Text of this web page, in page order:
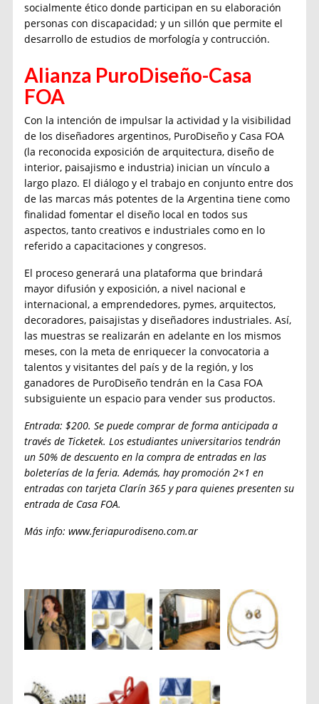
socialmente ético donde participan en su elaboración
personas con discapacidad; y un sillón que permite el
desarrollo de estudios de morfología y contrucción.
Alianza PuroDiseño-Casa
FOA
Con la intención de impulsar la actividad y la visibilidad
de los diseñadores argentinos, PuroDiseño y Casa FOA
(la reconocida exposición de arquitectura, diseño de
interior, paisajismo e industria) inician un vínculo a
largo plazo. El diálogo y el trabajo en conjunto entre dos
de las marcas más potentes de la Argentina tiene como
finalidad fomentar el diseño local en todos sus
aspectos, tanto creativos e industriales como en lo
referido a capacitaciones y congresos.
El proceso generará una plataforma que brindará
mayor difusión y exposición, a nivel nacional e
internacional, a emprendedores, pymes, arquitectos,
decoradores, paisajistas y diseñadores industriales. Así,
las muestras se realizarán en adelante en los mismos
meses, con la meta de enriquecer la convocatoria a
talentos y visitantes del país y de la región, y los
ganadores de PuroDiseño tendrán en la Casa FOA
subsiguiente un espacio para vender sus productos.
Entrada: $200. Se puede comprar de forma anticipada a
través de Ticketek. Los estudiantes universitarios tendrán
un 50% de descuento en la compra de entradas en las
boleterías de la feria. Además, hay promoción 2×1 en
entradas con tarjeta Clarín 365 y para quienes presenten su
entrada de Casa FOA.
Más info: www.feriapurodiseno.com.ar